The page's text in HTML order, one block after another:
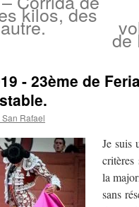
kilos, des
de
- 23ème de
Rafael
Je suis
critères
la
sans